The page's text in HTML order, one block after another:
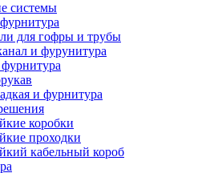
системы
для гофры и трубы
и фурунитура
и фурнитура
коробки
проходки
кабельный короб